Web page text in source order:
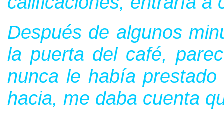
Después de algunos
la puerta del café,
nunca le había
hacia, me daba cuenta